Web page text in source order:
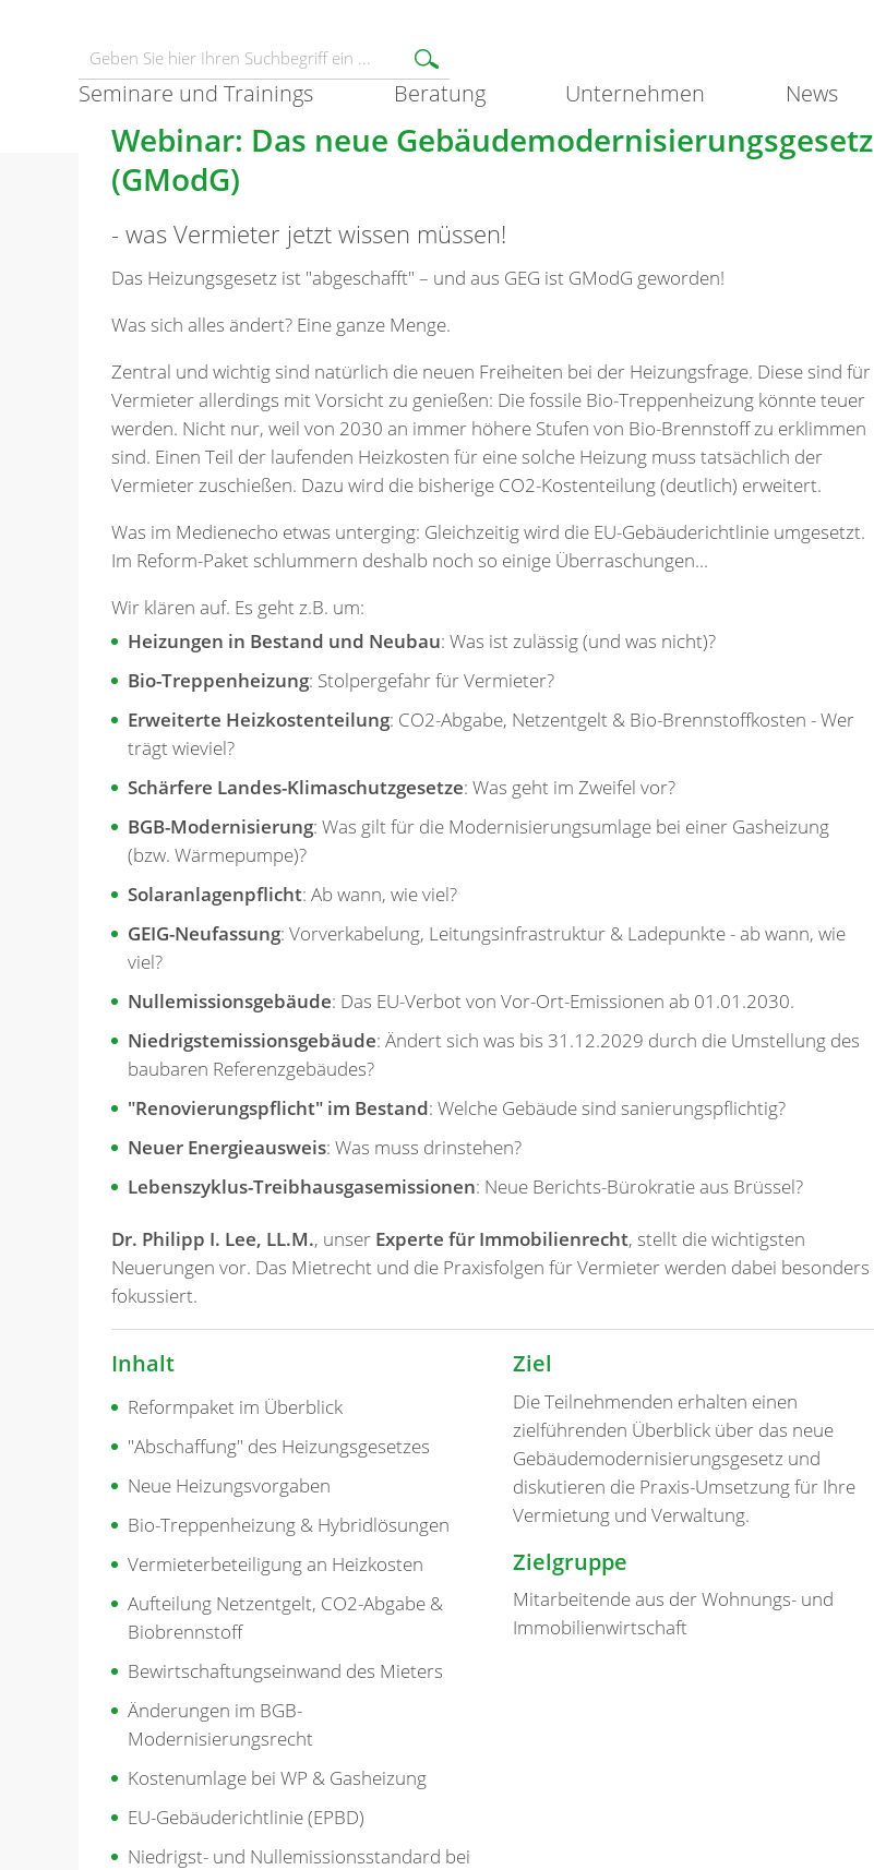
Seminare und Trainings Beratung Unternehmen News
Webinar: Das neue Gebäudemodernisierungsgesetz
(GModG)
- was Vermieter jetzt wissen müssen!
Das Heizungsgesetz ist "abgeschafft" – und aus GEG ist GModG geworden!
Was sich alles ändert? Eine ganze Menge.
Zentral und wichtig sind natürlich die neuen Freiheiten bei der Heizungsfrage. Diese sind für
Vermieter allerdings mit Vorsicht zu genießen: Die fossile Bio-Treppenheizung könnte teuer
werden. Nicht nur, weil von 2030 an immer höhere Stufen von Bio-Brennstoff zu erklimmen
sind. Einen Teil der laufenden Heizkosten für eine solche Heizung muss tatsächlich der
Vermieter zuschießen. Dazu wird die bisherige CO2-Kostenteilung (deutlich) erweitert.
Was im Medienecho etwas unterging: Gleichzeitig wird die EU-Gebäuderichtlinie umgesetzt.
Im Reform-Paket schlummern deshalb noch so einige Überraschungen...
Wir klären auf. Es geht z.B. um:
Heizungen in Bestand und Neubau: Was ist zulässig (und was nicht)?
Bio-Treppenheizung: Stolpergefahr für Vermieter?
Erweiterte Heizkostenteilung: CO2-Abgabe, Netzentgelt & Bio-Brennstoffkosten - Wer
trägt wieviel?
Schärfere Landes-Klimaschutzgesetze: Was geht im Zweifel vor?
BGB-Modernisierung: Was gilt für die Modernisierungsumlage bei einer Gasheizung
(bzw. Wärmepumpe)?
Solaranlagenpflicht: Ab wann, wie viel?
GEIG-Neufassung: Vorverkabelung, Leitungsinfrastruktur & Ladepunkte - ab wann, wie
viel?
Nullemissionsgebäude: Das EU-Verbot von Vor-Ort-Emissionen ab 01.01.2030.
Niedrigstemissionsgebäude: Ändert sich was bis 31.12.2029 durch die Umstellung des
baubaren Referenzgebäudes?
"Renovierungspflicht" im Bestand: Welche Gebäude sind sanierungspflichtig?
Neuer Energieausweis: Was muss drinstehen?
Lebenszyklus-Treibhausgasemissionen: Neue Berichts-Bürokratie aus Brüssel?
Dr. Philipp I. Lee, LL.M., unser Experte für Immobilienrecht, stellt die wichtigsten
Neuerungen vor. Das Mietrecht und die Praxisfolgen für Vermieter werden dabei besonders
fokussiert.
Inhalt
Reformpaket im Überblick
"Abschaffung" des Heizungsgesetzes
Neue Heizungsvorgaben
Bio-Treppenheizung & Hybridlösungen
Vermieterbeteiligung an Heizkosten
Aufteilung Netzentgelt, CO2-Abgabe &
Biobrennstoff
Bewirtschaftungseinwand des Mieters
Änderungen im BGB-
Modernisierungsrecht
Kostenumlage bei WP & Gasheizung
EU-Gebäuderichtlinie (EPBD)
Niedrigst- und Nullemissionsstandard bei
Ziel
Die Teilnehmenden erhalten einen
zielführenden Überblick über das neue
Gebäudemodernisierungsgesetz und
diskutieren die Praxis-Umsetzung für Ihre
Vermietung und Verwaltung.
Zielgruppe
Mitarbeitende aus der Wohnungs- und
Immobilienwirtschaft